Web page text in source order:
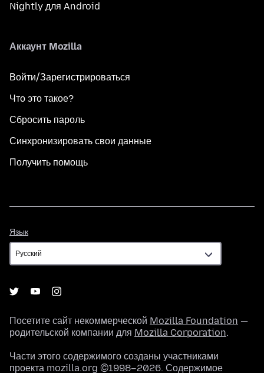
Nightly для Android
Аккаунт Mozilla
Войти/Зарегистрироваться
Что это такое?
Сбросить пароль
Синхронизировать свои данные
Получить помощь
Язык
Посетите сайт некоммерческой Mozilla Foundation —
родительской компании для Mozilla Corporation.
Части этого содержимого созданы участниками
проекта mozilla.org ©1998–2026. Содержимое